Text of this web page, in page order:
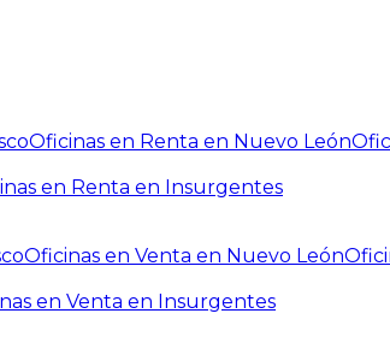
Oficinas en Renta en Nuevo León
en Renta en Insurgentes
Oficinas en Venta en Nuevo León
en Venta en Insurgentes